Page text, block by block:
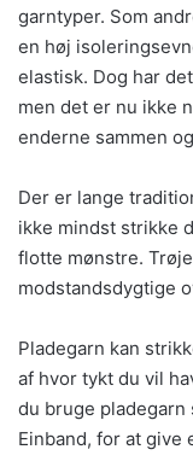
garntyper. Som
en høj
elastisk. Dog har
men det er nu ikke
enderne sammen
Der er lange
ikke mindst strikke
flotte mønstre.
modstandsdygtige
Pladegarn kan
af hvor tykt du vil
du bruge pladegarn
Einband, for at give